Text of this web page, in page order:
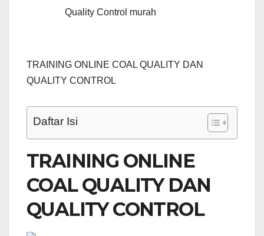
Quality Control murah
TRAINING ONLINE COAL QUALITY DAN
QUALITY CONTROL
Daftar Isi
TRAINING ONLINE
COAL QUALITY DAN
QUALITY CONTROL